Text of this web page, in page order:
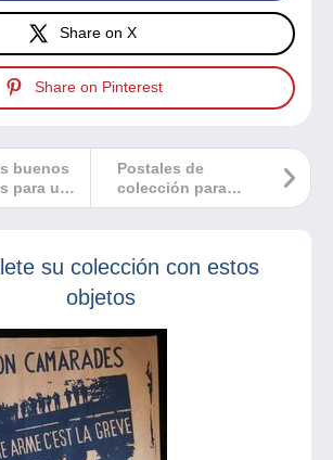
Share on X
Share on Pinterest
Postales de
colección para
celebrar el 20º
buenos
para un
su colección con estos
objetos